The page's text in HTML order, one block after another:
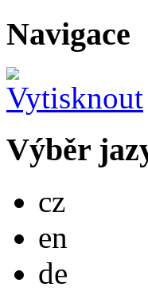
Navigace
Výběr
cz
en
de